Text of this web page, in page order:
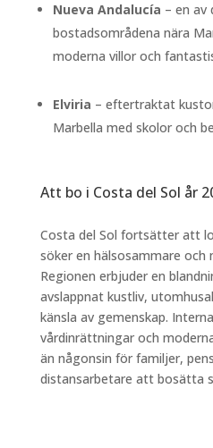
Nueva Andalucía – en av
bostadsområdena nära
moderna villor och
Elviria – eftertraktat
Marbella med skolor och
Att bo i Costa del Sol år
Costa del Sol fortsätter att
söker en hälsosammare och
Regionen erbjuder en
avslappnat kustliv,
känsla av gemenskap.
vårdinrättningar och
än någonsin för familjer,
distansarbetare att bosätta